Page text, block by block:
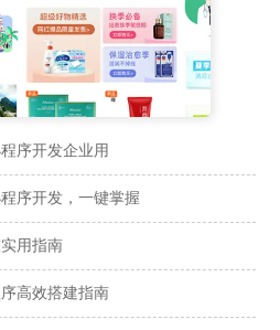
序开发企业用
序开发，一键掌握
用指南
高效搭建指南